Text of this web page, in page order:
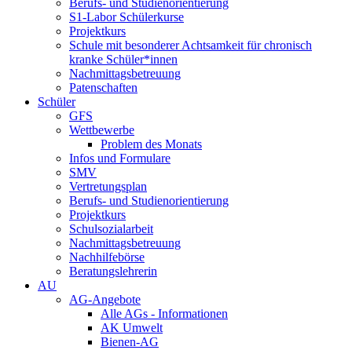
Berufs- und Studienorientierung
S1-Labor Schülerkurse
Projektkurs
Schule mit besonderer Achtsamkeit für chronisch
kranke Schüler*innen
Nachmittagsbetreuung
Patenschaften
Schüler
GFS
Wettbewerbe
Problem des Monats
Infos und Formulare
SMV
Vertretungsplan
Berufs- und Studienorientierung
Projektkurs
Schulsozialarbeit
Nachmittagsbetreuung
Nachhilfebörse
Beratungslehrerin
AU
AG-Angebote
Alle AGs - Informationen
AK Umwelt
Bienen-AG